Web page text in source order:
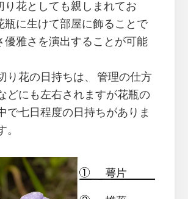
り花としても親しまれてお
瓶に生けて部屋に飾ることで
優雅さを演出することが可能
り花の日持ちは、 管理の仕方
どにも左右されますが花瓶の
で七日程度の日持ちがありま
。